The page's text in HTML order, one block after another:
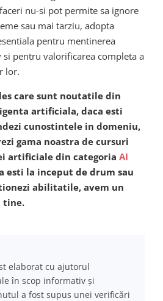
nu-si pot permite sa ignore
sau mai tarziu, adopta
pentru mentinerea
pentru valorificarea completa a
lor.
care sunt noutatile din
artificiala, daca esti
cunostintele in domeniu,
gama noastra de cursuri
artificiale din categoria AI
esti la inceput de drum sau
abilitatile, avem un
tine.
elaborat cu ajutorul
în scop informativ și
a fost supus unei verificări